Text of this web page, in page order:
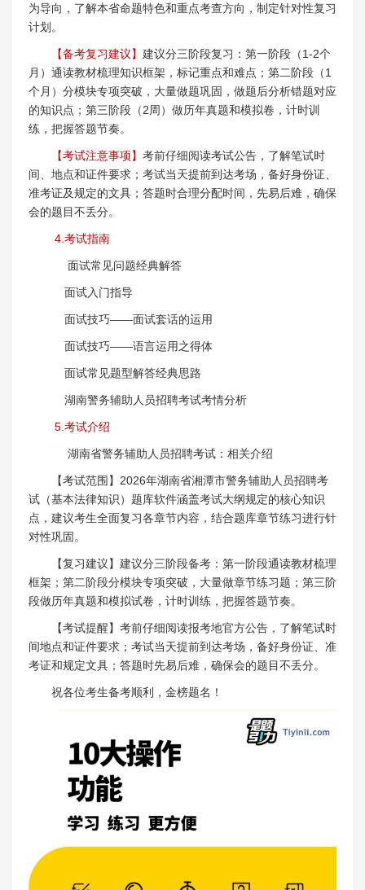
为导向，了解本省命题特色和重点考查方向，制定针对性复习
计划。
【备考复习建议】 建议分三阶段复习：第一阶段（1-2个
月）通读教材梳理知识框架，标记重点和难点；第二阶段（1
个月）分模块专项突破，大量做题巩固，做题后分析错题对应
的知识点；第三阶段（2周）做历年真题和模拟卷，计时训
练，把握答题节奏。
【考试注意事项】 考前仔细阅读考试公告，了解笔试时
间、地点和证件要求；考试当天提前到达考场，备好身份证、
准考证及规定的文具；答题时合理分配时间，先易后难，确保
会的题目不丢分。
4.考试指南
面试常见问题经典解答
面试入门指导
面试技巧——面试套话的运用
面试技巧——语言运用之得体
面试常见题型解答经典思路
湖南警务辅助人员招聘考试考情分析
5.考试介绍
湖南省警务辅助人员招聘考试：相关介绍
【考试范围】2026年湖南省湘潭市警务辅助人员招聘考
试（基本法律知识）题库软件涵盖考试大纲规定的核心知识
点，建议考生全面复习各章节内容，结合题库章节练习进行针
对性巩固。
【复习建议】建议分三阶段备考：第一阶段通读教材梳理
框架；第二阶段分模块专项突破，大量做章节练习题；第三阶
段做历年真题和模拟试卷，计时训练，把握答题节奏。
【考试提醒】考前仔细阅读报考地官方公告，了解笔试时
间地点和证件要求；考试当天提前到达考场，备好身份证、准
考证和规定文具；答题时先易后难，确保会的题目不丢分。
祝各位考生备考顺利，金榜题名！